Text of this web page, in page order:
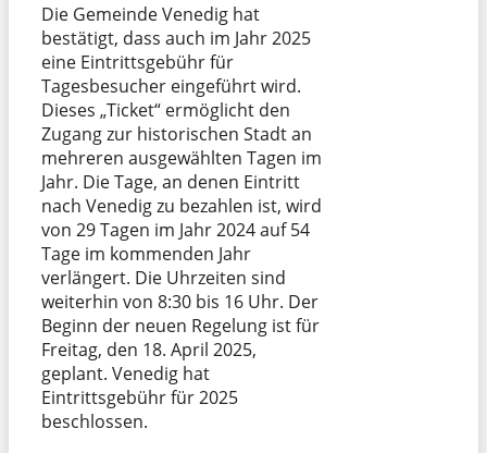
Die Gemeinde Venedig hat
bestätigt, dass auch im Jahr 2025
eine Eintrittsgebühr für
Tagesbesucher eingeführt wird.
Dieses „Ticket“ ermöglicht den
Zugang zur historischen Stadt an
mehreren ausgewählten Tagen im
Jahr. Die Tage, an denen Eintritt
nach Venedig zu bezahlen ist, wird
von 29 Tagen im Jahr 2024 auf 54
Tage im kommenden Jahr
verlängert. Die Uhrzeiten sind
weiterhin von 8:30 bis 16 Uhr. Der
Beginn der neuen Regelung ist für
Freitag, den 18. April 2025,
geplant. Venedig hat
Eintrittsgebühr für 2025
beschlossen.